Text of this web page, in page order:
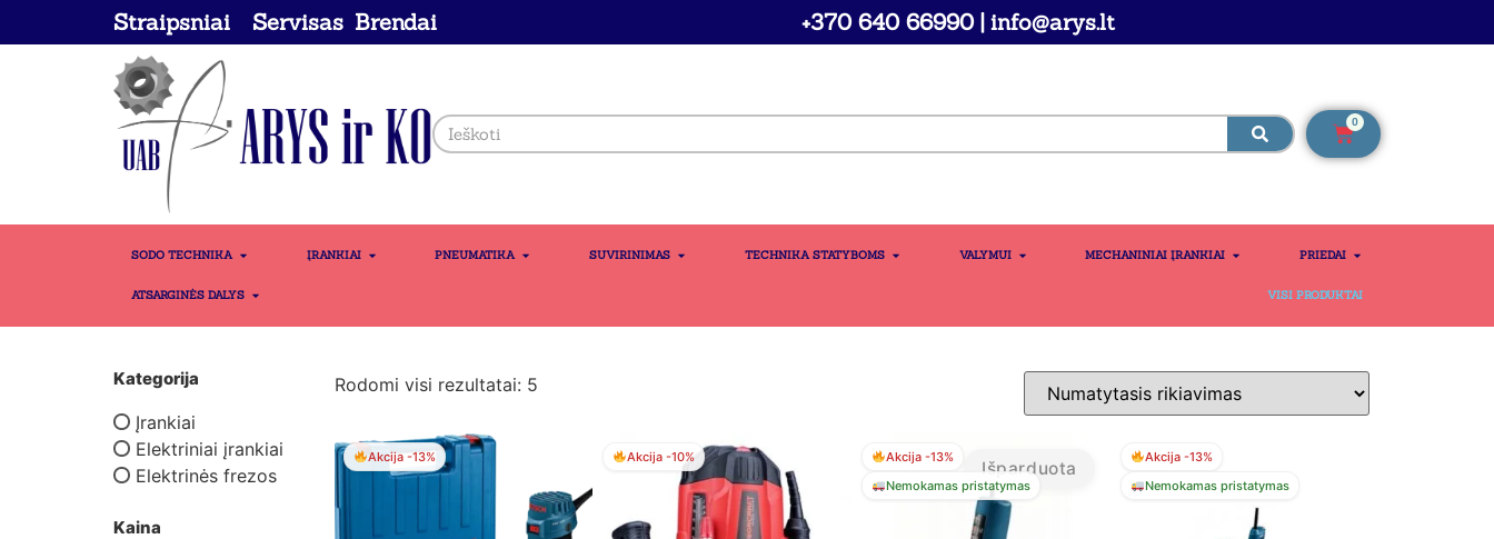
Straipsniai Servisas Brendai +370 640 66990 | info@arys.lt
0
SODO TECHNIKA ĮRANKIAI PNEUMATIKA SUVIRINIMAS TECHNIKA STATYBOMS VALYMUI MECHANINIAI ĮRANKIAI PRIEDAI
ATSARGINĖS DALYS VISI PRODUKTAI
Kategorija
Įrankiai
Elektriniai įrankiai
Elektrinės frezos
Kaina
Rodomi visi rezultatai: 5
Akcija -13% Akcija -10%
Akcija -13%
Nemokamas pristatymas
Išparduota
Akcija -13%
Nemokamas pristatymas